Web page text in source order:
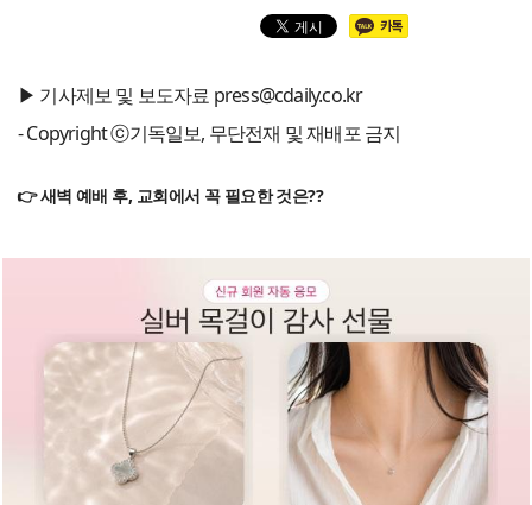
▶ 기사제보 및 보도자료 press@cdaily.co.kr
- Copyright ⓒ기독일보, 무단전재 및 재배포 금지
👉 새벽 예배 후, 교회에서 꼭 필요한 것은??